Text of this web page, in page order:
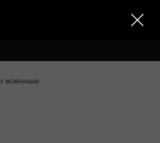
военные